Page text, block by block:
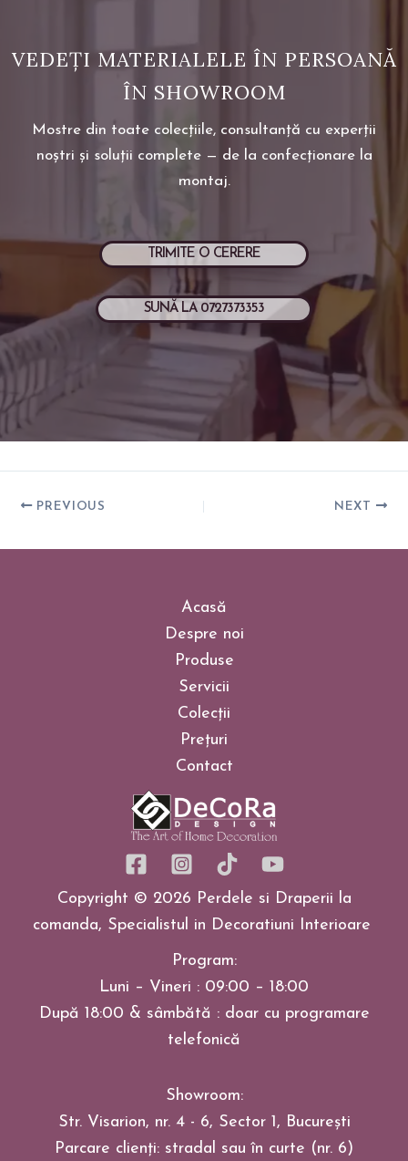
VEDEȚI MATERIALELE ÎN PERSOANĂ
ÎN SHOWROOM
Mostre din toate colecțiile, consultanță cu experții
noștri și soluții complete — de la confecționare la
montaj.
TRIMITE O CERERE
SUNĂ LA 0727373353
PREVIOUS NEXT
Acasă
Despre noi
Produse
Servicii
Colecții
Prețuri
Contact
Copyright © 2026 Perdele si Draperii la
comanda, Specialistul in Decoratiuni Interioare
Program:
Luni – Vineri : 09:00 – 18:00
După 18:00 & sâmbătă : doar cu programare
telefonică
Showroom:
Str. Visarion, nr. 4 - 6, Sector 1, București
Parcare clienți: stradal sau în curte (nr. 6)